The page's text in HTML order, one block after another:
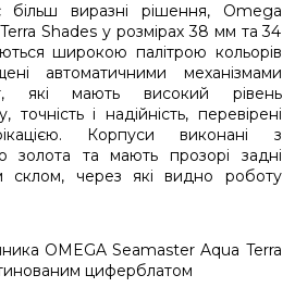
виразні рішення, Omega
Shades у розмірах 38 мм та 34
широкою палітрою кольорів
автоматичними механізмами
які мають високий рівень
точність і надійність, перевірені
Корпуси виконані з
золота та мають прозорі задні
склом, через які видно роботу